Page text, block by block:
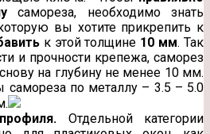
самореза, необходимо знать
вы хотите прикрепить к
к этой толщине 10 мм. Так
и прочности крепежа, саморез
на глубину не менее 10 мм.
по металлу – 3.5 – 5.0
Отдельной категории